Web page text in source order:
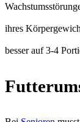
ihres
besser auf 3-4